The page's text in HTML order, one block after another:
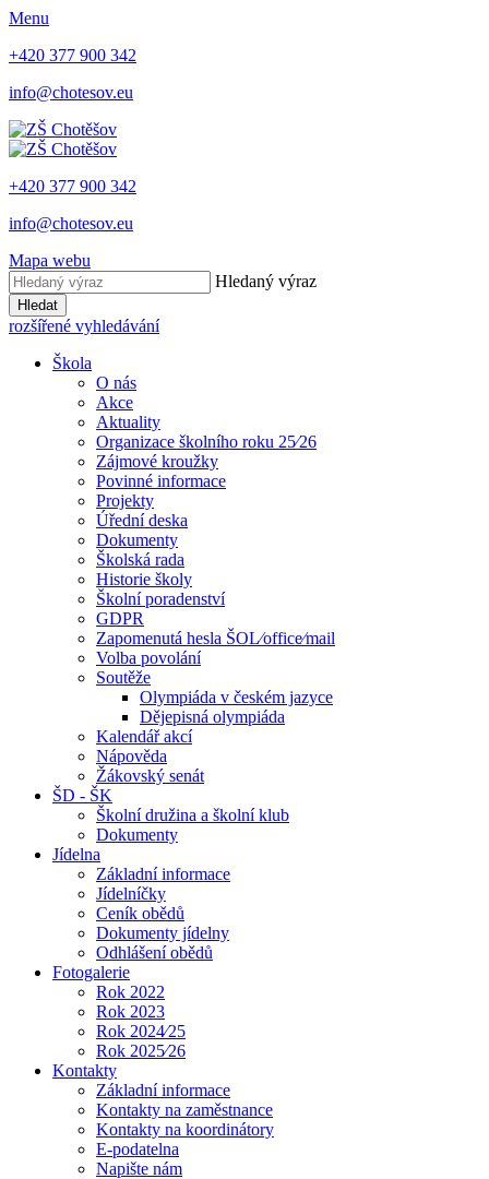
Menu
+420 377 900 342
info@chotesov.eu
+420 377 900 342
info@chotesov.eu
Mapa webu
Hledaný výraz
Hledat
rozšířené vyhledávání
Škola
O nás
Akce
Aktuality
Organizace školního roku 25⁄26
Zájmové kroužky
Povinné informace
Projekty
Úřední deska
Dokumenty
Školská rada
Historie školy
Školní poradenství
GDPR
Zapomenutá hesla ŠOL⁄office⁄mail
Volba povolání
Soutěže
Olympiáda v českém jazyce
Dějepisná olympiáda
Kalendář akcí
Nápověda
Žákovský senát
ŠD - ŠK
Školní družina a školní klub
Dokumenty
Jídelna
Základní informace
Jídelníčky
Ceník obědů
Dokumenty jídelny
Odhlášení obědů
Fotogalerie
Rok 2022
Rok 2023
Rok 2024⁄25
Rok 2025⁄26
Kontakty
Základní informace
Kontakty na zaměstnance
Kontakty na koordinátory
E-podatelna
Napište nám